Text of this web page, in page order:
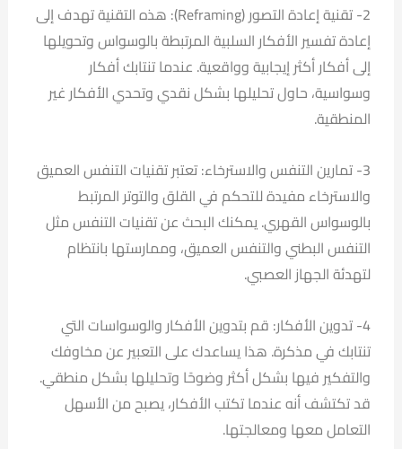
2- تقنية إعادة التصور (Reframing): هذه التقنية تهدف إلى
إعادة تفسير الأفكار السلبية المرتبطة بالوسواس وتحويلها
إلى أفكار أكثر إيجابية وواقعية. عندما تنتابك أفكار
وسواسية، حاول تحليلها بشكل نقدي وتحدي الأفكار غير
المنطقية.
3- تمارين التنفس والاسترخاء: تعتبر تقنيات التنفس العميق
والاسترخاء مفيدة للتحكم في القلق والتوتر المرتبط
بالوسواس القهري. يمكنك البحث عن تقنيات التنفس مثل
التنفس البطني والتنفس العميق، وممارستها بانتظام
لتهدئة الجهاز العصبي.
4- تدوين الأفكار: قم بتدوين الأفكار والوسواسات التي
تنتابك في مذكرة. هذا يساعدك على التعبير عن مخاوفك
والتفكير فيها بشكل أكثر وضوحًا وتحليلها بشكل منطقي.
قد تكتشف أنه عندما تكتب الأفكار، يصبح من الأسهل
التعامل معها ومعالجتها.